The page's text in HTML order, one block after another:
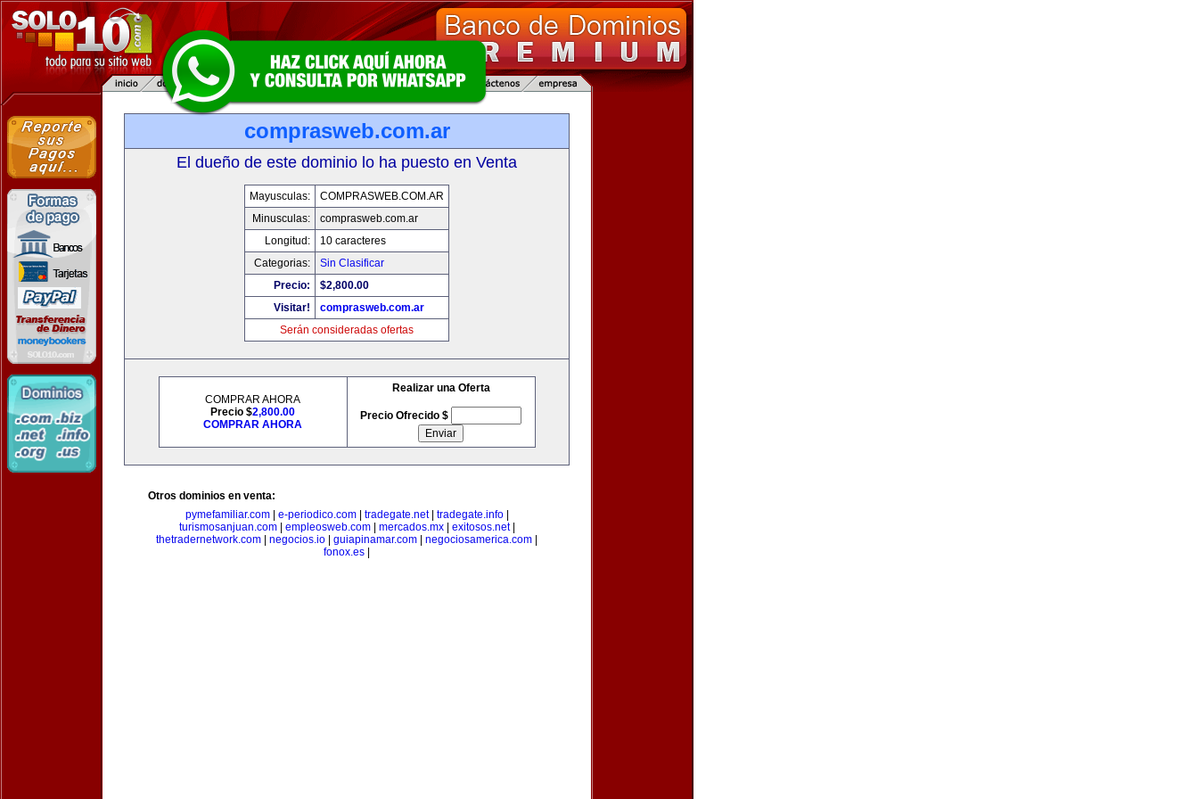
comprasweb.com.ar
El dueño de este dominio lo ha puesto en Venta
Mayusculas:
COMPRASWEB.COM.AR
Minusculas:
comprasweb.com.ar
Longitud:
10 caracteres
Categorias:
Sin Clasificar
Precio:
$2,800.00
Visitar!
comprasweb.com.ar
Serán consideradas ofertas
COMPRAR AHORA
Precio $2,800.00
COMPRAR AHORA
Realizar una Oferta
Precio Ofrecido $
Otros dominios en venta:
pymefamiliar.com| e-periodico.com| tradegate.net| tradegate.info|
turismosanjuan.com| empleosweb.com| mercados.mx| exitosos.net|
thetradernetwork.com
negocios.io guiapinamar.com negociosamerica.com
fonox.es